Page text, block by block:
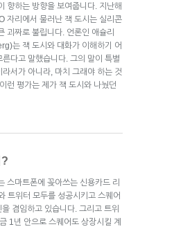
향하는 방향을 보여줍니다. 지난해
자리에서 물러난 잭 도시는 실리콘
괴짜로 불립니다. 언론인 애슐리
는 잭 도시와 대화가 이해하기 어
다고 말했습니다. 그의 말이 특별
서가 아니라, 마치 그래야 하는 것
런 평가는 제가 잭 도시와 나눴던
?
스마트폰에 꽂아쓰는 신용카드 리
트위터 모두를 성공시키고 스퀘어
겸임하고 있습니다. 그리고 트위
1년 안으로 스퀘어도 상장시킬 계